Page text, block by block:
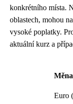
konkrétního místa.
oblastech, mohou
vysoké poplatky.
aktuální kurz a
Měna
Euro